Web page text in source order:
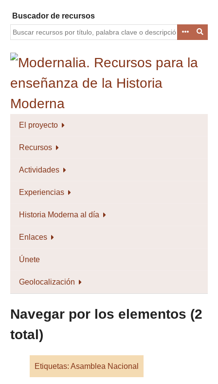
contenido
principal
Buscador de recursos
El proyecto
Recursos
Actividades
Experiencias
Historia Moderna al día
Enlaces
Únete
Geolocalización
Navegar por los elementos (2
total)
Etiquetas: Asamblea Nacional